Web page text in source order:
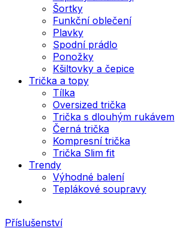
Šortky
Funkční oblečení
Plavky
Spodní prádlo
Ponožky
Kšiltovky a čepice
Trička a topy
Tílka
Oversized trička
Trička s dlouhým rukávem
Černá trička
Kompresní trička
Trička Slim fit
Trendy
Výhodné balení
Teplákové soupravy
Příslušenství